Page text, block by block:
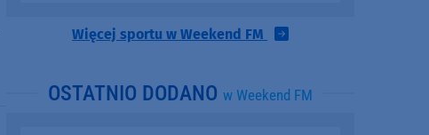
Więcej sportu w Weekend FM
OSTATNIO DODANO w Weekend FM